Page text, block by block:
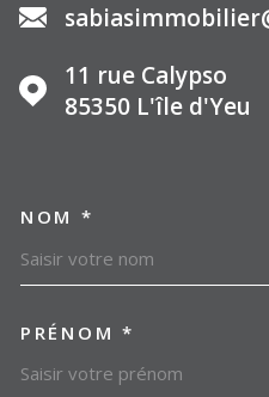
11 rue Calypso
85350
L'île d'Yeu
NOM *
PRÉNOM *